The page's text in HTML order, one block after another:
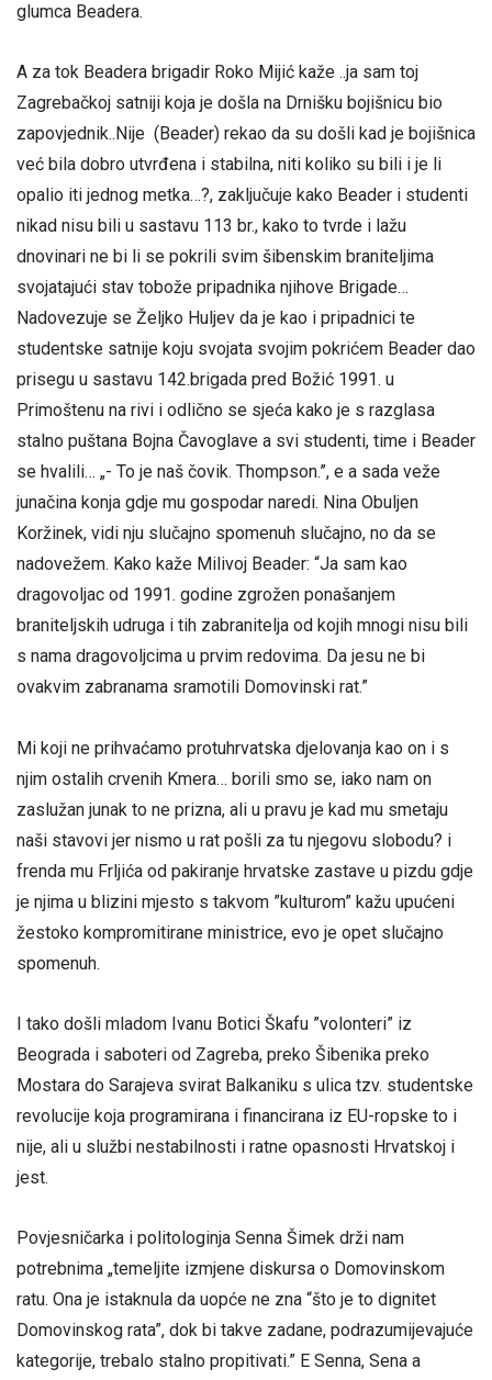
glumca Beadera.
A za tok Beadera brigadir Roko Mijić kaže ..ja sam toj
Zagrebačkoj satniji koja je došla na Drnišku bojišnicu bio
zapovjednik..Nije (Beader) rekao da su došli kad je bojišnica
već bila dobro utvrđena i stabilna, niti koliko su bili i je li
opalio iti jednog metka…?, zaključuje kako Beader i studenti
nikad nisu bili u sastavu 113 br., kako to tvrde i lažu
dnovinari ne bi li se pokrili svim šibenskim braniteljima
svojatajući stav tobože pripadnika njihove Brigade…
Nadovezuje se Željko Huljev da je kao i pripadnici te
studentske satnije koju svojata svojim pokrićem Beader dao
prisegu u sastavu 142.brigada pred Božić 1991. u
Primoštenu na rivi i odlično se sjeća kako je s razglasa
stalno puštana Bojna Čavoglave a svi studenti, time i Beader
se hvalili… „- To je naš čovik. Thompson.”, e a sada veže
junačina konja gdje mu gospodar naredi. Nina Obuljen
Koržinek, vidi nju slučajno spomenuh slučajno, no da se
nadovežem. Kako kaže Milivoj Beader: “Ja sam kao
dragovoljac od 1991. godine zgrožen ponašanjem
braniteljskih udruga i tih zabranitelja od kojih mnogi nisu bili
s nama dragovoljcima u prvim redovima. Da jesu ne bi
ovakvim zabranama sramotili Domovinski rat.”
Mi koji ne prihvaćamo protuhrvatska djelovanja kao on i s
njim ostalih crvenih Kmera… borili smo se, iako nam on
zaslužan junak to ne prizna, ali u pravu je kad mu smetaju
naši stavovi jer nismo u rat pošli za tu njegovu slobodu? i
frenda mu Frljića od pakiranje hrvatske zastave u pizdu gdje
je njima u blizini mjesto s takvom ”kulturom” kažu upućeni
žestoko kompromitirane ministrice, evo je opet slučajno
spomenuh.
I tako došli mladom Ivanu Botici Škafu ”volonteri” iz
Beograda i saboteri od Zagreba, preko Šibenika preko
Mostara do Sarajeva svirat Balkaniku s ulica tzv. studentske
revolucije koja programirana i financirana iz EU-ropske to i
nije, ali u službi nestabilnosti i ratne opasnosti Hrvatskoj i
jest.
Povjesničarka i politologinja Senna Šimek drži nam
potrebnima „temeljite izmjene diskursa o Domovinskom
ratu. Ona je istaknula da uopće ne zna “što je to dignitet
Domovinskog rata”, dok bi takve zadane, podrazumijevajuće
kategorije, trebalo stalno propitivati.” E Senna, Sena a